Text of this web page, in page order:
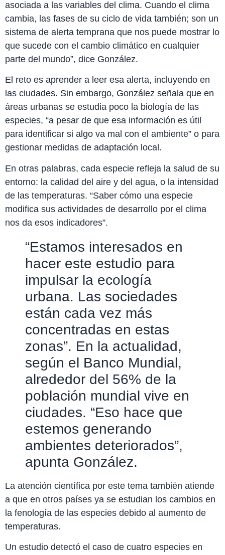
asociada a las variables del clima. Cuando el clima
cambia, las fases de su ciclo de vida también; son un
sistema de alerta temprana que nos puede mostrar lo
que sucede con el cambio climático en cualquier
parte del mundo”, dice González.
El reto es aprender a leer esa alerta, incluyendo en
las ciudades. Sin embargo, González señala que en
áreas urbanas se estudia poco la biología de las
especies, “a pesar de que esa información es útil
para identificar si algo va mal con el ambiente” o para
gestionar medidas de adaptación local.
En otras palabras, cada especie refleja la salud de su
entorno: la calidad del aire y del agua, o la intensidad
de las temperaturas. “Saber cómo una especie
modifica sus actividades de desarrollo por el clima
nos da esos indicadores”.
“Estamos interesados en
hacer este estudio para
impulsar la ecología
urbana. Las sociedades
están cada vez más
concentradas en estas
zonas”. En la actualidad,
según el Banco Mundial,
alrededor del 56% de la
población mundial vive en
ciudades. “Eso hace que
estemos generando
ambientes deteriorados”,
apunta González.
La atención científica por este tema también atiende
a que en otros países ya se estudian los cambios en
la fenología de las especies debido al aumento de
temperaturas.
Un estudio detectó el caso de cuatro especies en